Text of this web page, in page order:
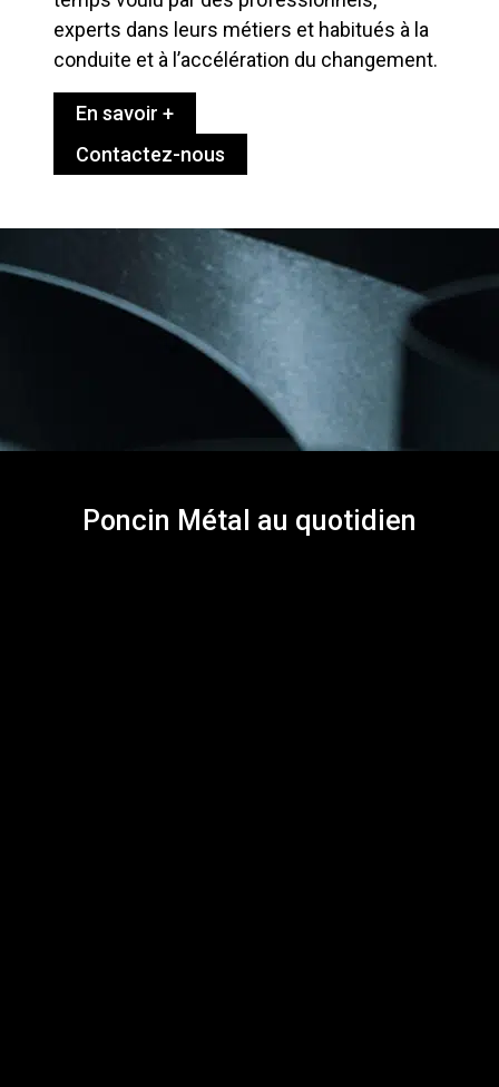
experts dans leurs métiers et habitués à la
conduite et à l’accélération du changement.
En savoir +
Contactez-nous
Poncin Métal au quotidien